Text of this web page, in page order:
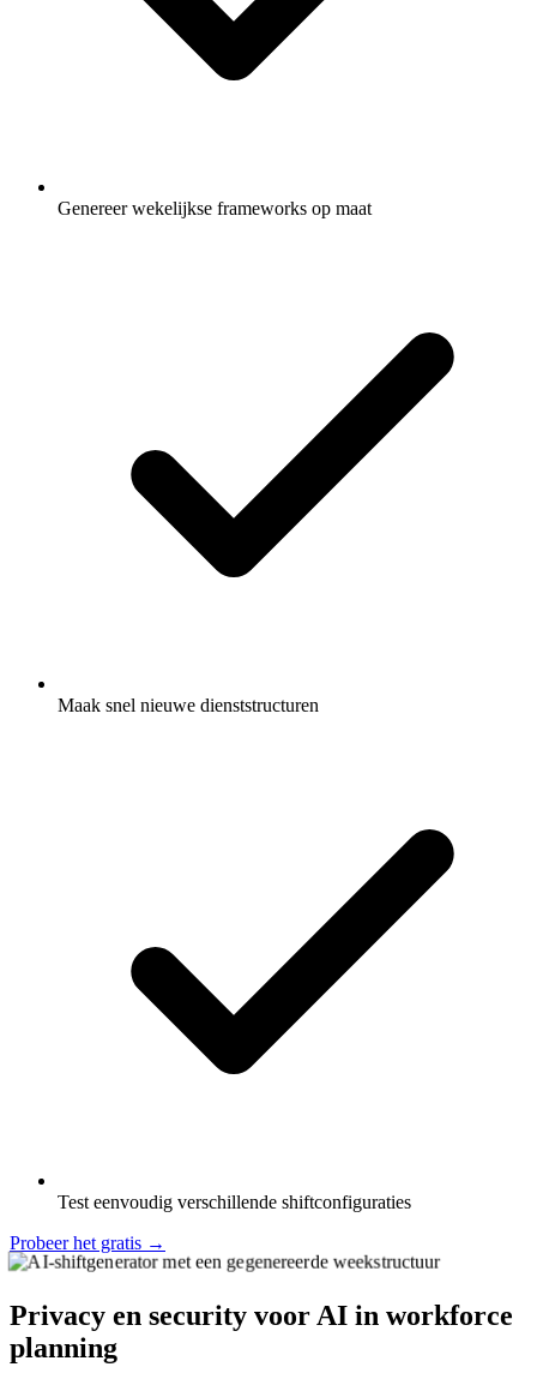
Genereer wekelijkse frameworks op maat
Maak snel nieuwe dienststructuren
Test eenvoudig verschillende shiftconfiguraties
Probeer het gratis →
Privacy en security voor AI in workforce
planning